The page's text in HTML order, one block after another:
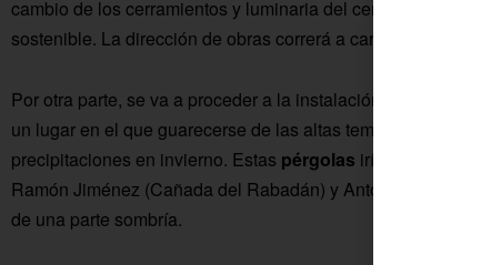
cambio de los cerramientos y luminaria del centro,
sostenible. La dirección de obras correrá a cargo del
Por otra parte, se va a proceder a la instalación de tres
un lugar en el que guarecerse de las altas temperaturas
precipitaciones en invierno. Estas pérgolas irían en los
Ramón Jiménez (Cañada del Rabadán) y Antonio Gala
de una parte sombría.